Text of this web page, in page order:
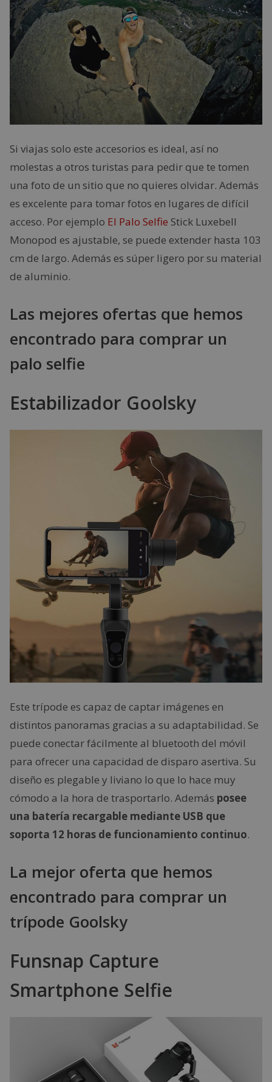
Si viajas solo este accesorios es ideal, así no
molestas a otros turistas para pedir que te tomen
una foto de un sitio que no quieres olvidar. Además
es excelente para tomar fotos en lugares de difícil
acceso. Por ejemplo El Palo Selfie Stick Luxebell
Monopod es ajustable, se puede extender hasta 103
cm de largo. Además es súper ligero por su material
de aluminio.
Las mejores ofertas que hemos
encontrado para comprar un
palo selfie
Estabilizador Goolsky
Este trípode es capaz de captar imágenes en
distintos panoramas gracias a su adaptabilidad. Se
puede conectar fácilmente al bluetooth del móvil
para ofrecer una capacidad de disparo asertiva. Su
diseño es plegable y liviano lo que lo hace muy
cómodo a la hora de trasportarlo. Además posee
una batería recargable mediante USB que
soporta 12 horas de funcionamiento continuo.
La mejor oferta que hemos
encontrado para comprar un
trípode Goolsky
Funsnap Capture
Smartphone Selfie